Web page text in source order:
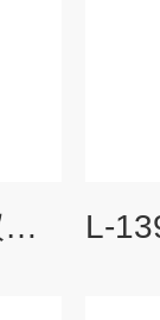
L-806全自动脂肪抽提仪（固液萃取仪）